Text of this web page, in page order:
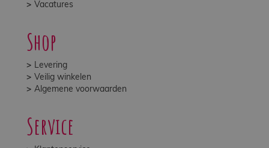
Vacatures
Shop
Levering
Veilig winkelen
Algemene voorwaarden
Service